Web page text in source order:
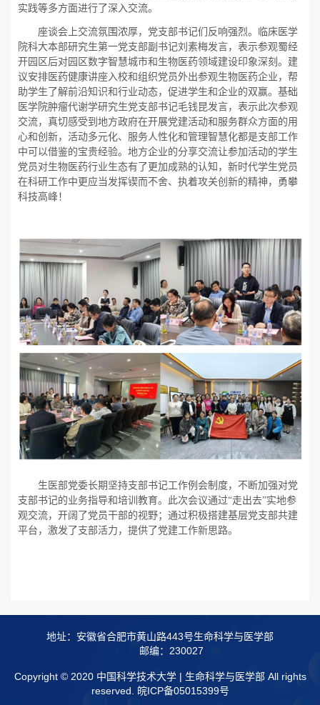
实践等多方面进行了深入交流。
座谈会上交流氛围浓厚，党支部书记们反响强烈。临床医学
院科大本部研究生第一党支部副书记刘素梅发言，表示参观蜀经
开园区后对园区数字智慧城市和生物医药领域建设印象深刻。建
议安排医药健康讲座入校和组织党员外出参观生物医药企业，帮
助学生了解前沿知识和行业动态，促进学生和企业的双赢。基础
医学院肿瘤代谢学研究生党支部书记毛钱昆发言，表示此次参观
交流，真切感受到地方政府在开展党建活动和服务群众方面的用
心和创新，活动多元化、服务人性化和管理智慧化都是支部工作
中可以借鉴的宝贵经验。地方企业的分享交流让参加活动的学生
党员对生物医药行业生态有了更加成熟的认知，新时代学生党员
在科研工作中更应当发挥锲而不舍、执着攻关创新的精神，勇攀
科技高峰！
生医部党委长期坚持支部书记工作例会制度，不断加强对党
支部书记的业务指导和培训教育。此次会议通过“走出去”实地参
观交流， 开阔了党员干部的视野；通过积极搭建基层党支部共建
平台，激发了支部活力，提供了党建工作新思路。
地址：安徽省合肥市黄山路443号生命科学与医学部
邮编：230027
Copyright © 2020 中国科学技术大学 | 生命科学与医学部 All rights
reserved. 皖ICP备05015399号